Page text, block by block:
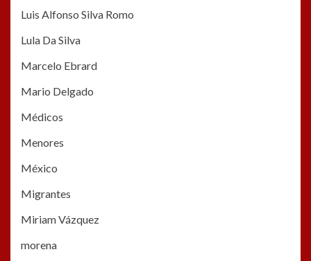
Luis Alfonso Silva Romo
Lula Da Silva
Marcelo Ebrard
Mario Delgado
Médicos
Menores
México
Migrantes
Miriam Vázquez
morena